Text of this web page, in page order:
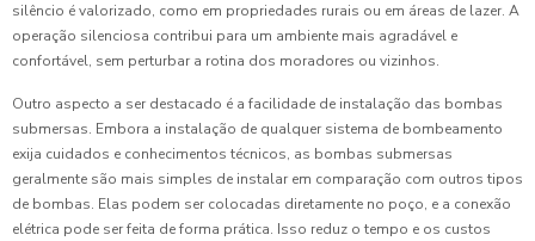
silêncio é valorizado, como em propriedades rurais ou em áreas de lazer. A
operação silenciosa contribui para um ambiente mais agradável e
confortável, sem perturbar a rotina dos moradores ou vizinhos.
Outro aspecto a ser destacado é a facilidade de instalação das bombas
submersas. Embora a instalação de qualquer sistema de bombeamento
exija cuidados e conhecimentos técnicos, as bombas submersas
geralmente são mais simples de instalar em comparação com outros tipos
de bombas. Elas podem ser colocadas diretamente no poço, e a conexão
elétrica pode ser feita de forma prática. Isso reduz o tempo e os custos